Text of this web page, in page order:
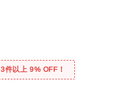
件以上 9% OFF！